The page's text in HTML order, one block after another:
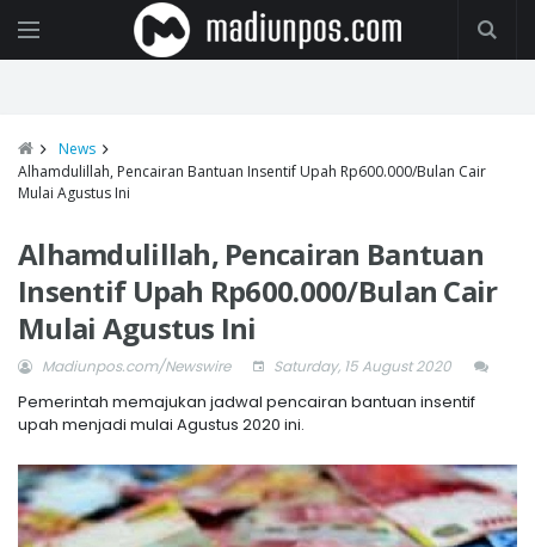
News
Alhamdulillah, Pencairan Bantuan Insentif Upah Rp600.000/Bulan Cair
Mulai Agustus Ini
Alhamdulillah, Pencairan Bantuan
Insentif Upah Rp600.000/Bulan Cair
Mulai Agustus Ini
Madiunpos.com/Newswire Saturday, 15 August 2020
Pemerintah memajukan jadwal pencairan bantuan insentif
upah menjadi mulai Agustus 2020 ini.